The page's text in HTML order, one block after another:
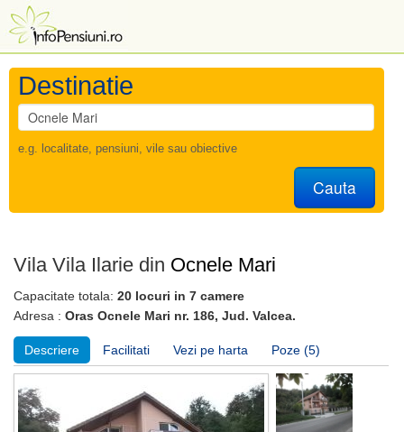
Destinatie
e.g. localitate, pensiuni, vile sau obiective
Cauta
Vila Vila Ilarie din Ocnele Mari
Capacitate totala: 20 locuri in 7 camere
Adresa : Oras Ocnele Mari nr. 186, Jud. Valcea.
Descriere Facilitati Vezi pe harta Poze (5)